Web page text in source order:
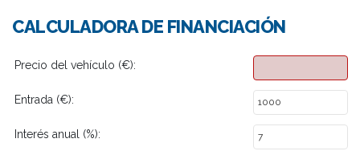
CALCULADORA DE FINANCIACIÓN
Precio del vehículo (€):
Entrada (€):
Interés anual (%):